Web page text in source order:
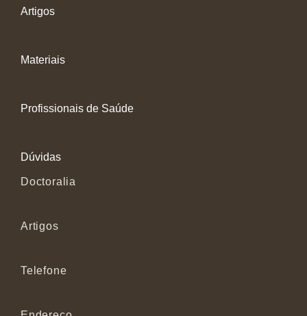
Artigos
Materiais
Profissionais de Saúde
Dúvidas
Doctoralia
Artigos
Telefone